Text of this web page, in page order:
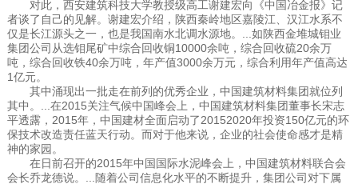
对此，西安建筑科技大学教授级高工谢建宏向《中国冶金报》记
者谈了自己的见解。谢建宏介绍，陕西秦岭地区嘉陵江、汉江水系不
仅是长江源头之一，也是我国南水北调水源地。...如陕西金堆城钼业
集团公司从选钼尾矿中综合回收铜10000余吨，综合回收硫20余万
吨，综合回收铁40余万吨，年产值3000余万元，综合利用年产值高达
1亿元。
其中涌现出一批走在前列的优秀企业，中国建筑材料集团就位列
其中。...在2015关注气候中国峰会上，中国建筑材料集团董事长宋志
平透露，2015年，中国建材全面启动了20152020年投资150亿元的环
保技术改造责任蓝天行动。而对于他来说，企业的社会使命感才是精
神的家园。
在日前召开的2015年中国国际水泥峰会上，中国建筑材料联合会
会长乔龙德说。...随着公司信息化水平的不断提升，集团公司对下属